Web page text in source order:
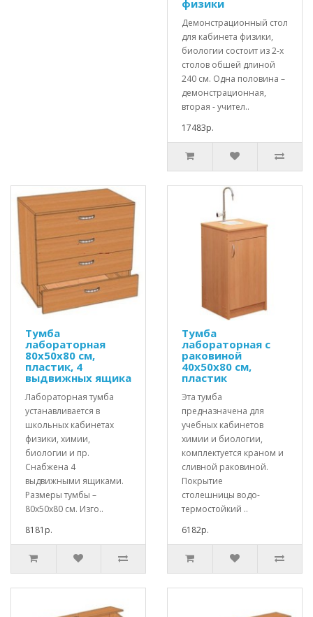
физики
Демонстрационный стол
для кабинета физики,
биологии состоит из 2-х
столов обшей длиной
240 см. Одна половина –
демонстрационная,
вторая - учител..
17483р.
Тумба
лабораторная
80х50х80 см,
пластик, 4
выдвижных ящика
Лабораторная тумба
устанавливается в
школьных кабинетах
физики, химии,
биологии и пр.
Снабжена 4
выдвижными ящиками.
Размеры тумбы –
80х50х80 см. Изго..
8181р.
Тумба
лабораторная с
раковиной
40х50х80 см,
пластик
Эта тумба
предназначена для
учебных кабинетов
химии и биологии,
комплектуется краном и
сливной раковиной.
Покрытие
столешницы водо-
термостойкий ..
6182р.